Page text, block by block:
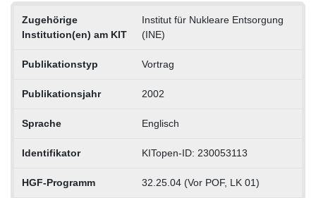
Zugehörige
Institution(en) am KIT
Institut für Nukleare Entsorgung
(INE)
Publikationstyp Vortrag
Publikationsjahr 2002
Sprache Englisch
Identifikator KITopen-ID: 230053113
HGF-Programm 32.25.04 (Vor POF, LK 01)